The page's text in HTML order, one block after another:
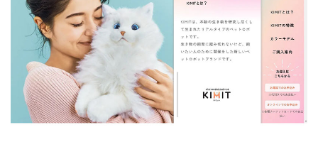
CSD中衛營運長張德成：中衛跳脫框架 玩出口罩新
時尚
金獎的代價 牛恆泰：沒人知道我失去什麼！
台灣百事食品 注重品牌體驗創造差異化
黃麗萍：媒體代理商有幫客戶升級的責任！